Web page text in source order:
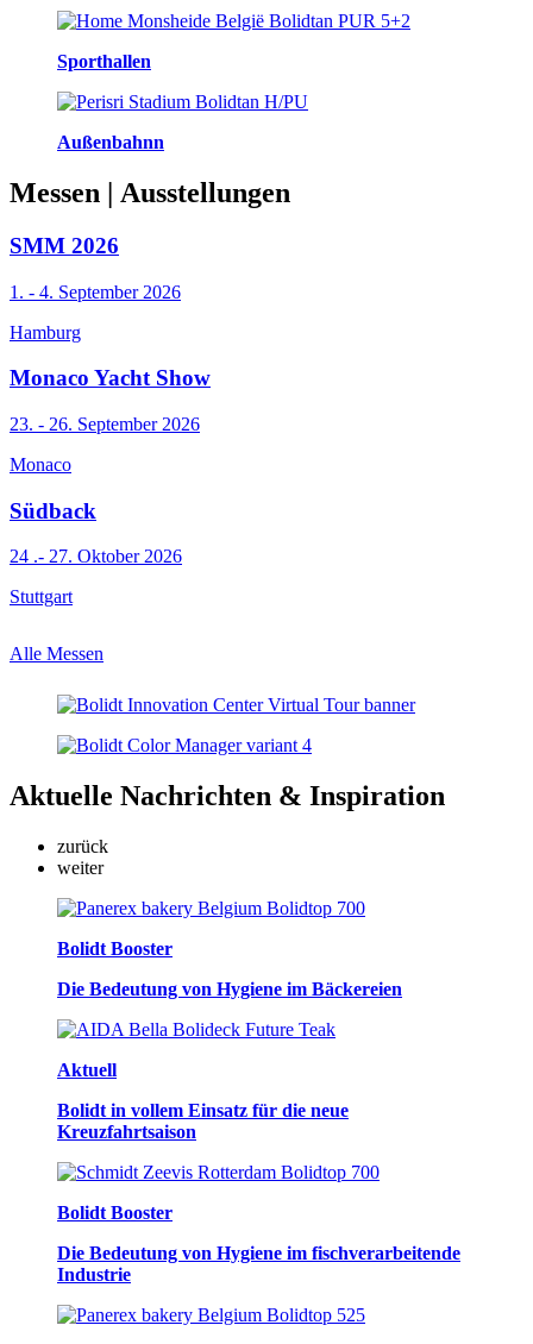
Sporthallen
Außenbahnn
Messen | Ausstellungen
SMM 2026
1. - 4. September 2026
Hamburg
Monaco Yacht Show
23. - 26. September 2026
Monaco
Südback
24 .- 27. Oktober 2026
Stuttgart
Alle Messen
Aktuelle Nachrichten & Inspiration
zurück
weiter
Bolidt Booster
Die Bedeutung von Hygiene im Bäckereien
Aktuell
Bolidt in vollem Einsatz für die neue
Kreuzfahrtsaison
Bolidt Booster
Die Bedeutung von Hygiene im fischverarbeitende
Industrie